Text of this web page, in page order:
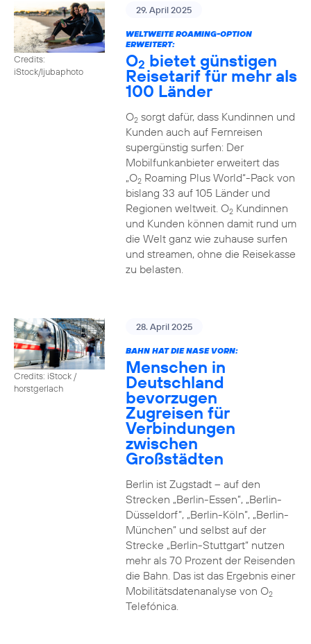
Credits:
iStock/ljubaphoto
29. April 2025
WELTWEITE ROAMING-OPTION
ERWEITERT:
O2 bietet günstigen
Reisetarif für mehr als
100 Länder
O2sorgt dafür, dass Kundinnen und
Kunden auch auf Fernreisen
supergünstig surfen: Der
Mobilfunkanbieter erweitert das
„O2Roaming Plus World“-Pack von
bislang 33 auf 105 Länder und
Regionen weltweit. O2Kundinnen
und Kunden können damit rund um
die Welt ganz wie zuhause surfen
und streamen, ohne die Reisekasse
zu belasten.
Credits: iStock /
horstgerlach
28. April 2025
BAHN HAT DIE NASE VORN:
Menschen in
Deutschland
bevorzugen
Zugreisen für
Verbindungen
zwischen
Großstädten
Berlin ist Zugstadt – auf den
Strecken „Berlin-Essen”, „Berlin-
Düsseldorf”, „Berlin-Köln”, „Berlin-
München” und selbst auf der
Strecke „Berlin-Stuttgart“ nutzen
mehr als 70 Prozent der Reisenden
die Bahn. Das ist das Ergebnis einer
Mobilitätsdatenanalyse von O2
Telefónica.